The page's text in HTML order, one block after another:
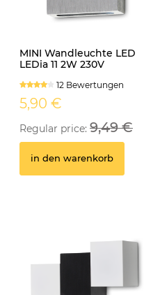
MINI Wandleuchte LED
LEDia 11 2W 230V
12 Bewertungen
5,90 €
Regular price: 9,49 €
in den warenkorb